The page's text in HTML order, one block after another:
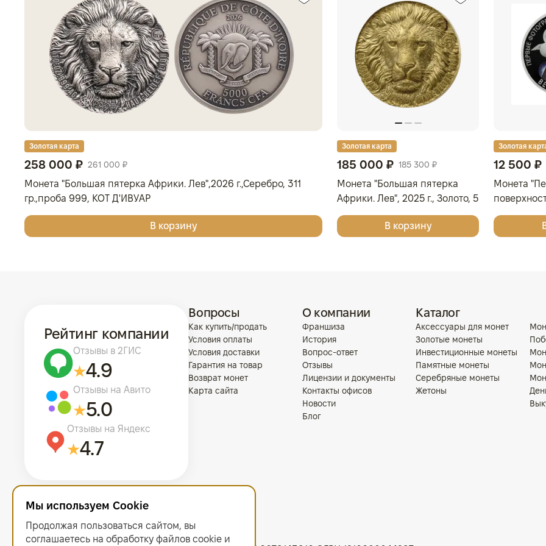
Золотая карта
258 000 ₽ 261 000 ₽
Монета "Большая пятерка Африки. Лев",2026 г.,Серебро, 311
гр.,проба 999, КОТ Д'ИВУАР
В корзину
Золотая карта
185 000 ₽ 185 300 ₽
Монета "Большая пятерка
Африки. Лев", 2025 г., Золото, 5
гр., проба 9999, КОТ Д'ИВУАР
В корзину
Золотая
12 500 ₽
Монета
2025 г.,
925,
Рейтинг компании
Отзывы в 2ГИС
4.9
Отзывы на Авито
5.0
Отзывы на Яндекс
4.7
Вопросы
Как купить/продать
Условия оплаты
Условия доставки
Гарантия на товар
Возврат монет
Карта сайта
О компании
Франшиза
История
Вопрос-ответ
Отзывы
Лицензии и документы
Контакты офисов
Новости
Блог
Каталог
Аксессуары для монет
Золотые монеты
Инвестиционные монеты
Памятные монеты
Серебряные монеты
Жетоны
Мы используем Cookie
Продолжая пользоваться сайтом, вы
соглашаетесь на обработку файлов сооkiе и